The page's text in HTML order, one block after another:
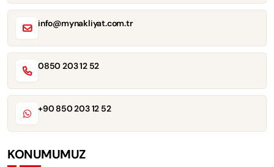
info@mynakliyat.com.tr
0850 203 12 52
+90 850 203 12 52
KONUMUMUZ